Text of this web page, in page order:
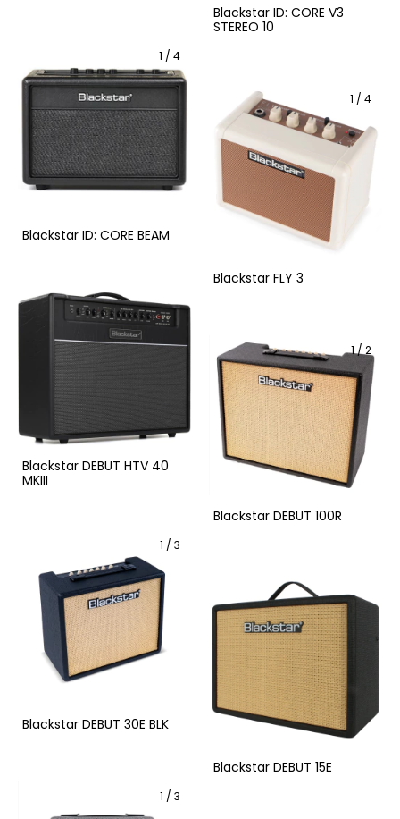
Blackstar ID: CORE V3
STEREO 10
1 / 4
Blackstar ID: CORE BEAM
1 / 4
Blackstar FLY 3
Blackstar DEBUT HTV 40
MKIII
1/ 2
Blackstar DEBUT 100R
1 / 3
Blackstar DEBUT 30E BLK
Blackstar DEBUT 15E
1 / 3